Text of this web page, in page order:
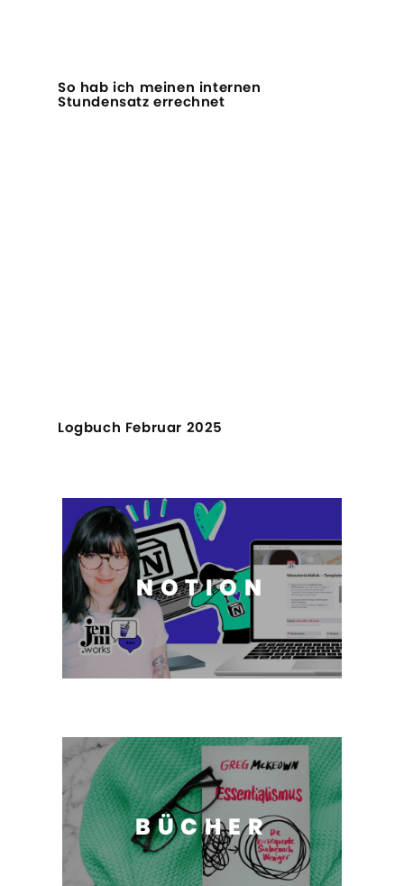
So hab ich meinen internen
Stundensatz errechnet
Logbuch Februar 2025
NOTION
BÜCHER